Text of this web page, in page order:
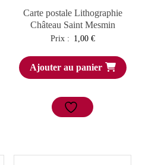
Carte postale Lithographie
Château Saint Mesmin
Prix : 1,00 €
Ajouter au panier